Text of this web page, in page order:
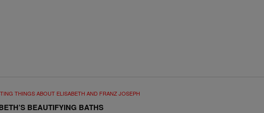
THINGS ABOUT ELISABETH AND FRANZ JOSEPH
BEAUTIFYING BATHS